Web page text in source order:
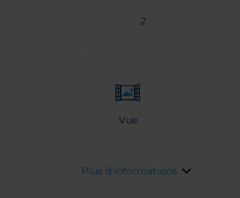
2
Vue
Plus d’informations